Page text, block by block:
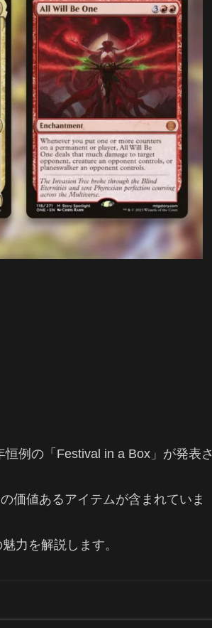
例の「Festival in a Box」が発表さ
価値あるアイテムが含まれていま
力を解説します。